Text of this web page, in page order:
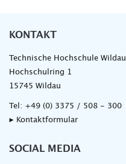
KONTAKT
Technische Hochschule Wildau
Hochschulring 1
15745 Wildau
Tel: +49 (0) 3375 / 508 - 300
▸ Kontaktformular
SOCIAL MEDIA